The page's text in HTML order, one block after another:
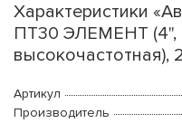
Характеристики
ПТ30 ЭЛЕМЕНТ (4",
высокочастотная),
Артикул
Производитель